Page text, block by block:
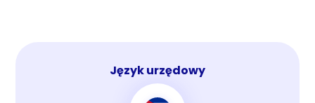
Język urzędowy